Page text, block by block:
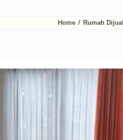
Home / Rumah Dijual